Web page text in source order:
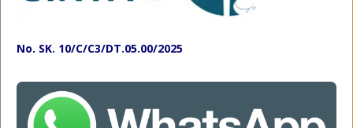
No. SK. 10/C/C3/DT.05.00/2025